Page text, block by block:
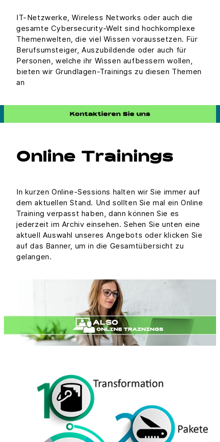
IT-Netzwerke, Wireless Networks oder auch die
gesamte Cybersecurity-Welt sind hochkomplexe
Themenwelten, die viel Wissen voraussetzen. Für
Berufsumsteiger, Auszubildende oder auch für
Personen, welche ihr Wissen aufbessern wollen,
bieten wir Grundlagen-Trainings zu diesen Themen
an
Online Trainings
In kurzen Online-Sessions halten wir Sie immer auf
dem aktuellen Stand. Und sollten Sie mal ein Online
Training verpasst haben, dann können Sie es
jederzeit im Archiv einsehen. Sehen Sie unten eine
aktuell Auswahl unseres Angebots oder klicken Sie
auf das Banner, um in die Gesamtübersicht zu
gelangen.